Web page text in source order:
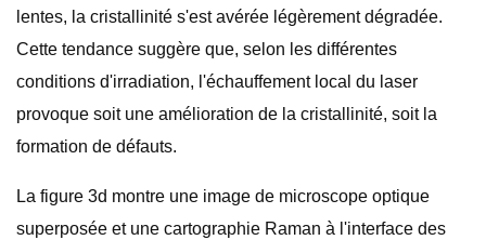
lentes, la cristallinité s'est avérée légèrement dégradée.
Cette tendance suggère que, selon les différentes
conditions d'irradiation, l'échauffement local du laser
provoque soit une amélioration de la cristallinité, soit la
formation de défauts.
La figure 3d montre une image de microscope optique
superposée et une cartographie Raman à l'interface des